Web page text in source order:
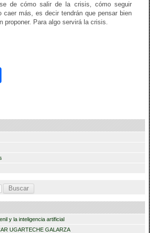
de cómo salir de la crisis, cómo seguir
caer más, es decir tendrán que pensar bien
proponer. Para algo servirá la crisis.
p
tir
y la inteligencia artificial
UGARTECHE GALARZA